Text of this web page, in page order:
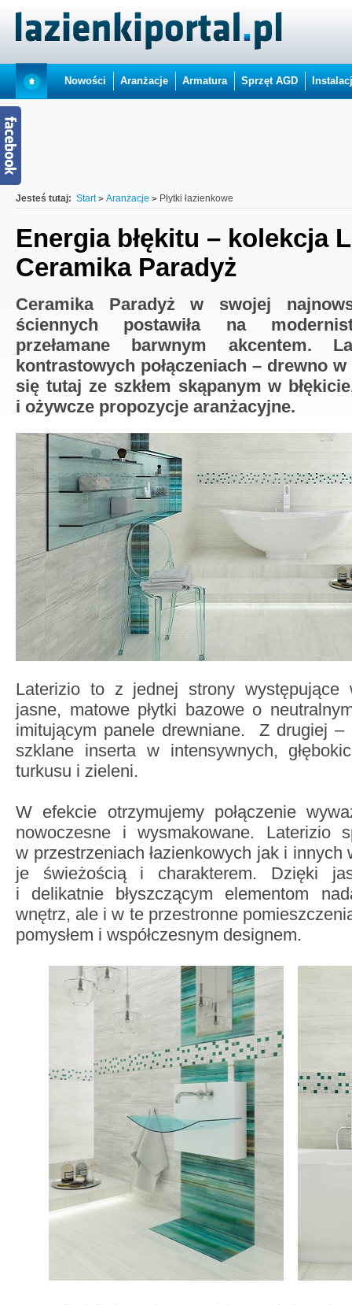
Nowości Aranżacje Armatura Sprzęt AGD
Jesteś tutaj: Start Aranżacje Płytki łazienkowe
Energia błękitu – kolekcja
Ceramika Paradyż
Ceramika Paradyż w swojej
ściennych postawiła na
przełamane barwnym akcentem.
kontrastowych połączeniach – drewno w
się tutaj ze szkłem skąpanym w
i ożywcze propozycje aranżacyjne.
Laterizio to z jednej strony
jasne, matowe płytki bazowe o
imitującym panele drewniane. Z drugiej –
szklane inserta w intensywnych,
turkusu i zieleni.
W efekcie otrzymujemy połączenie
nowoczesne i wysmakowane. Laterizio
w przestrzeniach łazienkowych jak i innych
je świeżością i charakterem. Dzięki
i delikatnie błyszczącym elementom
wnętrz, ale i w te przestronne
pomysłem i współczesnym designem.